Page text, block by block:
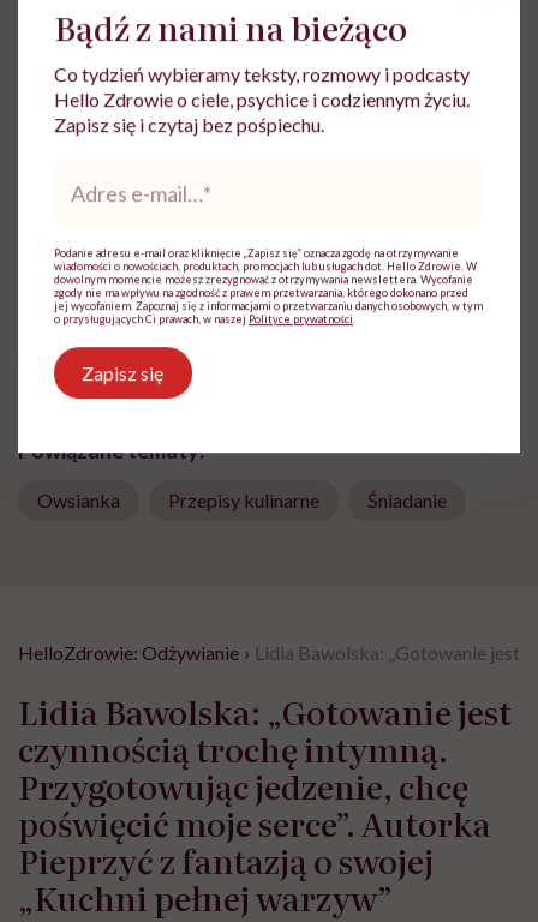
masz.talerz – duet fotografów, na co dzień
współpracujących z organizacją Slow Food
więcej zdjęć sięgnijcie na
Zobacz profil
Udostępnij
Powiązane tematy:
Owsianka Przepisy kulinarne Śniadanie
HelloZdrowie: Odżywianie › Lidia Bawolska: „Gotowanie jest
Lidia Bawolska: „Gotowanie jest
czynnością trochę intymną.
Przygotowując jedzenie, chcę
poświęcić moje serce”. Autorka
Pieprzyć z fantazją o swojej
„Kuchni pełnej warzyw”
Bądź z nami na bieżąco
Co tydzień wybieramy teksty, rozmowy i podcasty
Hello Zdrowie o ciele, psychice i codziennym życiu.
Zapisz się i czytaj bez pośpiechu.
*
Podanie adresu e-mail oraz kliknięcie „Zapisz się” oznacza zgodę na otrzymywanie
wiadomości o nowościach, produktach, promocjach lub usługach dot. Hello Zdrowie. W
dowolnym momencie możesz zrezygnować z otrzymywania newslettera. Wycofanie
zgody nie ma wpływu na zgodność z prawem przetwarzania, którego dokonano przed
jej wycofaniem. Zapoznaj się z informacjami o przetwarzaniu danych osobowych, w tym
o przysługujących Ci prawach, w naszej Polityce prywatności
Zapisz się